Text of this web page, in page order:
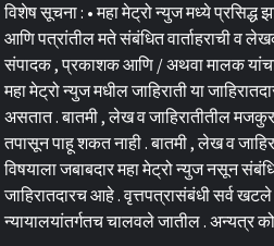
विशेष सूचना : • महा मेट्रो न्युज मध्ये प्रसिद्ध
आणि पत्रांतील मते संबंधित वार्ताहराची व
संपादक , प्रकाशक आणि / अथवा मालक यांचा
महा मेट्रो न्युज मधील जाहिराती या
असतात . बातमी , लेख व जाहिरातीतील
तपासून पाहू शकत नाही . बातमी , लेख व
विषयाला जबाबदार महा मेट्रो न्युज नसून
जाहिरातदारच आहे . वृत्तपत्रासंबंधी सर्व
न्यायालयांतर्गतच चालवले जातील . अन्यत्र